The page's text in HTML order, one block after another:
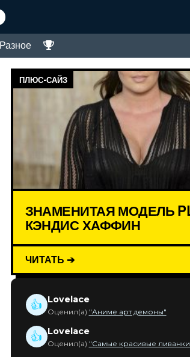
Разное
ПЛЮС-САЙЗ
ЗНАМЕНИТАЯ МОДЕЛЬ
КЭНДИС ХАФФИН
ЧИТАТЬ ➔
👍 Lovelace
Оценил(а) "Аниме арт демоны"
👍 Lovelace
Оценил(а) "Самые красивые